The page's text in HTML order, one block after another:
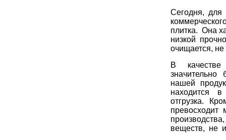
Сегодня, для
плитка. Она
низкой
очищается, не
В качестве
нашей
находится в
отгрузка.
превосходит
веществ, не